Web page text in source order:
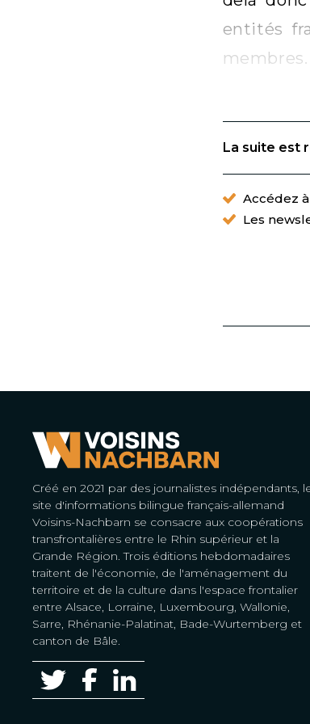
entités
membres.
La suite est
Accédez
Les
Créé en 2021 par des journalistes indépendants,
site d'informations bilingue français-allemand
Voisins-Nachbarn se consacre aux coopérations
transfrontalières entre le Rhin supérieur et la
Grande Région. Trois éditions hebdomadaires
traitent de l'économie, de l'aménagement du
territoire et de la culture dans l'espace frontalier
entre Alsace, Lorraine, Luxembourg, Wallonie,
Sarre, Rhénanie-Palatinat, Bade-Wurtemberg et
canton de Bâle.